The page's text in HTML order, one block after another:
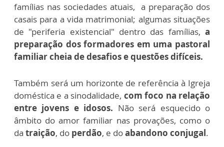
famílias nas sociedades atuais, a preparação dos
casais para a vida matrimonial; algumas situações
de "periferia existencial" dentro das famílias, a
preparação dos formadores em uma pastoral
familiar cheia de desafios e questões difíceis.
Também será um horizonte de referência à Igreja
doméstica e a sinodalidade, com foco na relação
entre jovens e idosos. Não será esquecido o
âmbito do amor familiar nas provações, como o
da traição, do perdão, e doabandono conjugal.